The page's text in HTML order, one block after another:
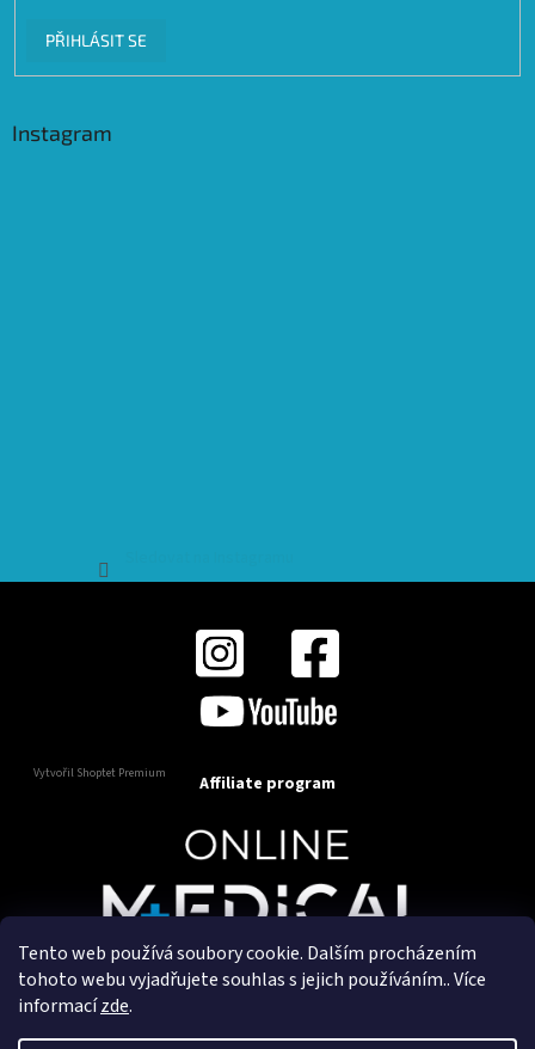
Tento web používá soubory cookie. Dalším procházením
tohoto webu vyjadřujete souhlas s jejich používáním.. Více
informacízde.
PŘIHLÁSIT SE
Instagram
Vytvořil Shoptet Premium Affiliate program
Copyright 2025OnlineMedical.cz. Všechna práva
vyhrazena.
Vytvořil a marketingově zajišťuje